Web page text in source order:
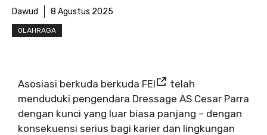
Dawud 8 Agustus 2025
OLAHRAGA
Asosiasi berkuda berkuda FEI
telah
menduduki pengendara Dressage AS Cesar Parra
dengan kunci yang luar biasa panjang – dengan
konsekuensi serius bagi karier dan lingkungan